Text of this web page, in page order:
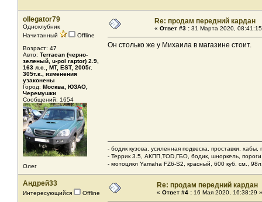
ollegator79
Одноклубник
Начитанный
Offline
Возраст: 47
Авто: Terracan (черно-
зеленый, u-pol raptor) 2.9,
163 л.с., МТ, EST, 2005г.
305т.к., изменения
узаконены
Город: Москва, ЮЗАО,
Черемушки
Сообщений: 1654
Олег
Re: продам передний кардан
« Ответ #3 : 31 Марта 2020,
Он столько же у Михаила в магазине стоит.
- бодик кузова, усиленная подвеска, проставки,
- Террик 3.5, АКПП,TOD,ГБО, бодик, шноркель,
- мотоцикл Yamaha FZ6-S2, красный, 600 куб. см.,
Андрей33
Интересующийся
Offline
Re: продам передний кардан
« Ответ #4 : 16 Мая 2020, 16:38:29 »